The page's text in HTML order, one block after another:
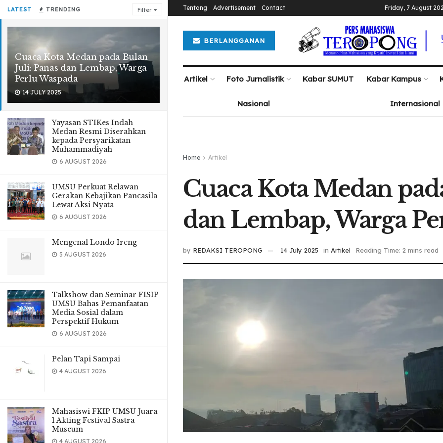
LATEST TRENDING Filter
Cuaca Kota Medan pada Bulan
Juli: Panas dan Lembap, Warga
Perlu Waspada
14 JULY 2025
Yayasan STIKes Indah
Medan Resmi Diserahkan
kepada Persyarikatan
Muhammadiyah
6 AUGUST 2026
UMSU Perkuat Relawan
Gerakan Kebajikan Pancasila
Lewat Aksi Nyata
6 AUGUST 2026
Mengenal Londo Ireng
5 AUGUST 2026
Talkshow dan Seminar FISIP
UMSU Bahas Pemanfaatan
Media Sosial dalam
Perspektif Hukum
6 AUGUST 2026
Pelan Tapi Sampai
4 AUGUST 2026
Mahasiswi FKIP UMSU Juara
1 Akting Festival Sastra
Museum
4 AUGUST 2026
Tentang Advertisement Contact Friday, 7 August
BERLANGGANAN
Artikel Foto Jurnalistik Kabar SUMUT Kabar Kampus
Nasional Internasional
Home Artikel
Cuaca Kota Medan
dan Lembap, Warga
by REDAKSI TEROPONG 14 July 2025 in Artikel Reading Time: 2 mins read